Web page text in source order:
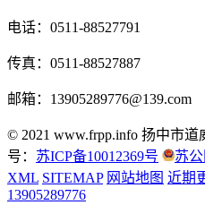
电话：0511-88527791
传真：0511-88527887
邮箱：13905289776@139.com
© 2021 www.frpp.info 扬中市道
号： 苏ICP备10012369号
苏
XML SITEMAP 网站地图 近期
13905289776